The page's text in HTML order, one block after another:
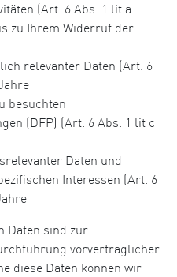
(Art. 6 Abs. 1 lit a
zu Ihrem Widerruf der
relevanter Daten (Art. 6
besuchten
(DFP) (Art. 6 Abs. 1 lit c
Daten und
Interessen (Art. 6
Daten sind zur
vorvertraglicher
diese Daten können wir